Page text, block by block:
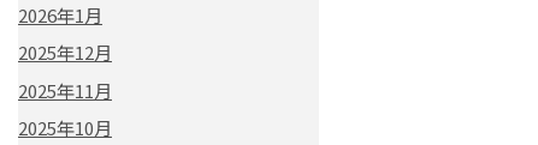
2026年1月
2025年12月
2025年11月
2025年10月